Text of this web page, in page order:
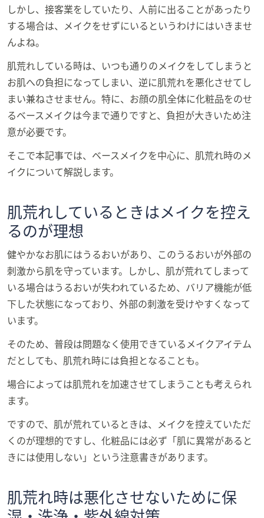
プ
し
て
閲
覧
で
き
ま
す。
しかし、接客業をしていたり、人前に出ることがあったり
する場合は、メイクをせずにいるというわけにはいきませ
んよね。
肌荒れしている時は、いつも通りのメイクをしてしまうと
お肌への負担になってしまい、逆に肌荒れを悪化させてし
まい兼ねさせません。特に、お顔の肌全体に化粧品をのせ
るベースメイクは今まで通りですと、負担が大きいため注
意が必要です。
そこで本記事では、ベースメイクを中心に、肌荒れ時のメ
イクについて解説します。
肌荒れしているときはメイクを控え
るのが理想
健やかなお肌にはうるおいがあり、このうるおいが外部の
刺激から肌を守っています。しかし、肌が荒れてしまって
いる場合はうるおいが失われているため、バリア機能が低
下した状態になっており、外部の刺激を受けやすくなって
います。
そのため、普段は問題なく使用できているメイクアイテム
だとしても、肌荒れ時には負担となることも。
場合によっては肌荒れを加速させてしまうことも考えられ
ます。
ですので、肌が荒れているときは、メイクを控えていただ
くのが理想的ですし、化粧品には必ず「肌に異常があると
きには使用しない」という注意書きがあります。
肌荒れ時は悪化させないために保